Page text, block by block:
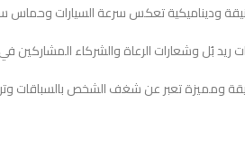
تعبر عن شغف الشخص بالسباقات